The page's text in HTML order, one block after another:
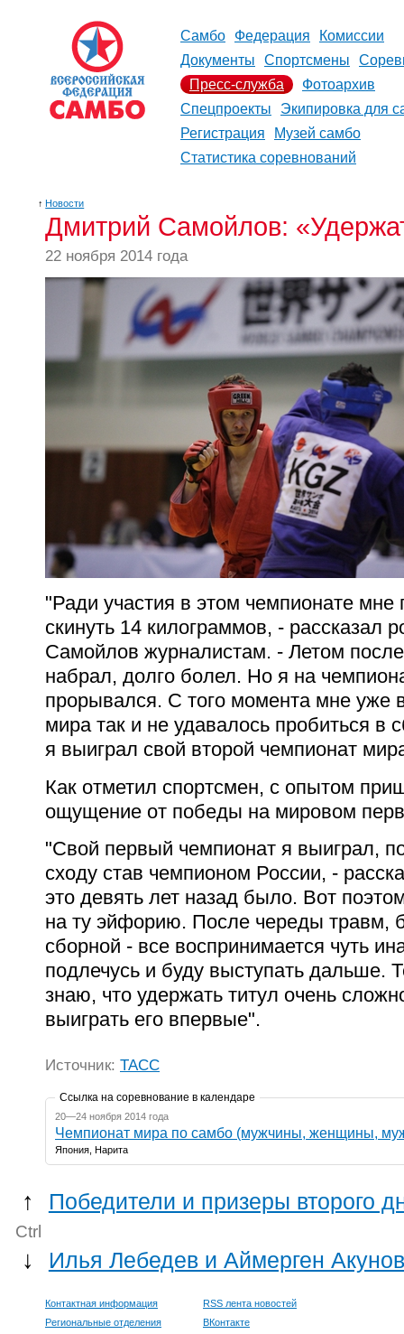
Самбо Федерация
Комиссии
Документы
Спортсмены
Пресс-служба
Фотоархив
Спецпроекты
Экипировка для
Регистрация
Музей самбо
Статистика соревнований
↑ Новости
Дмитрий Самойлов:
22 ноября 2014 года
"Ради участия в этом чемпионате
скинуть 14 килограммов, - рассказал
Самойлов журналистам. - Летом
набрал, долго болел. Но я на
прорывался. С того момента мне уже
мира так и не удавалось пробиться в
я выиграл свой второй чемпионат
Как отметил спортсмен, с опытом
ощущение от победы на мировом
"Свой первый чемпионат я выиграл,
сходу став чемпионом России, -
это девять лет назад было. Вот
на ту эйфорию. После череды травм,
сборной - все воспринимается чуть
подлечусь и буду выступать дальше.
знаю, что удержать титул очень
выиграть его впервые".
Источник: ТАСС
Ссылка на соревнование в календаре
20—24 ноября 2014 года
Чемпионат мира по самбо (мужчины, женщины,
Япония, Нарита
↑ Победители и призеры второго
Ctrl
↓ Илья Лебедев и Аймерген
Контактная информация
Региональные отделения
RSS лента новостей
ВКонтакте